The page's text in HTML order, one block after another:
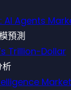
AI Agents
預測
Trillion-Dollar
析
Market